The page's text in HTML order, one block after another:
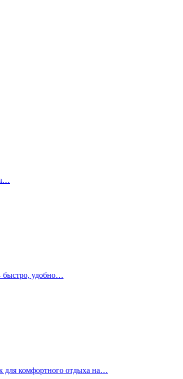
быстро, удобно…
для комфортного отдыха на…